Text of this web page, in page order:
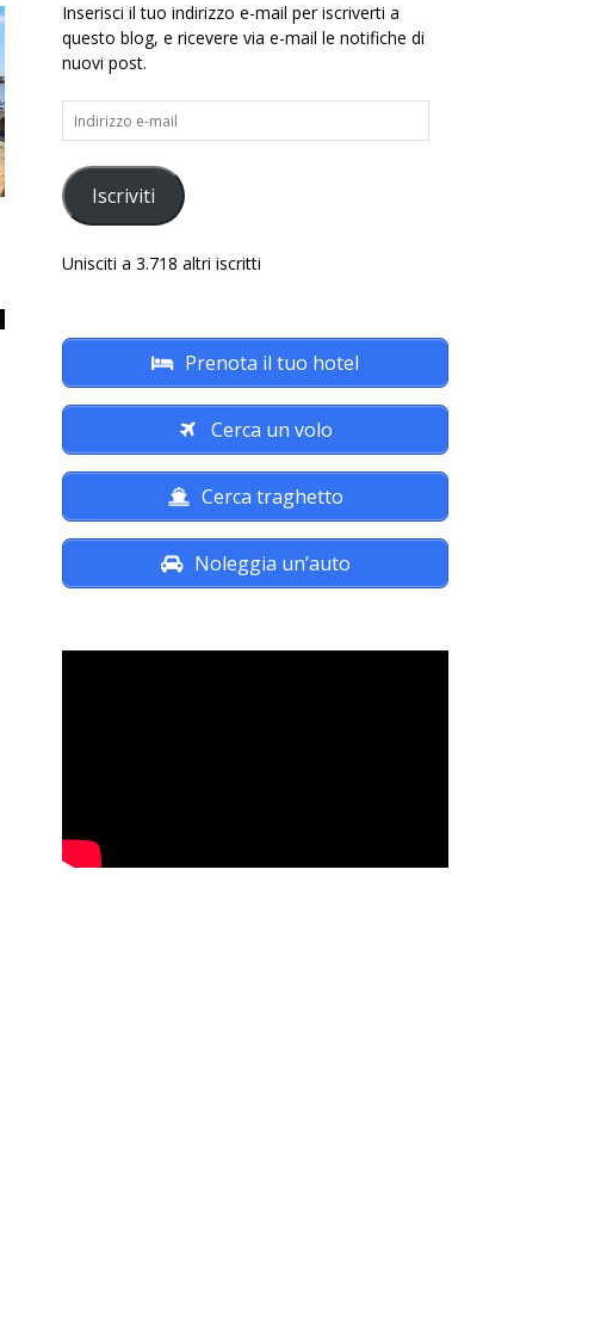
Inserisci il tuo indirizzo e-mail per iscriverti a
questo blog, e ricevere via e-mail le notifiche di
nuovi post.
Indirizzo
e-
mail
Iscriviti
Unisciti a 3.718 altri iscritti
Prenota il tuo hotel
Cerca un volo
Cerca traghetto
Noleggia un’auto